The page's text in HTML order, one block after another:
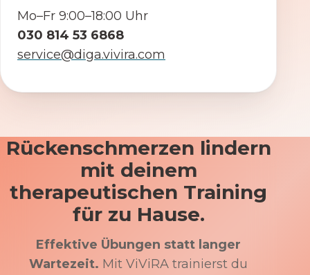
Mo–Fr 9:00–18:00 Uhr
030 814 53 6868
service@diga.vivira.com
Rückenschmerzen lindern
mit deinem
therapeutischen Training
für zu Hause.
Effektive Übungen statt langer
Wartezeit. Mit ViViRA trainierst du